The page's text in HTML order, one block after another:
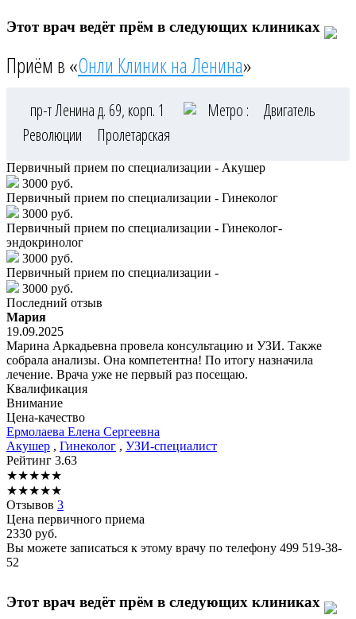
Этот врач ведёт прём в следующих клиниках
Приём в «Онли Клиник на Ленина»
пр-т Ленина д. 69, корп. 1 Метро :
Двигатель
Революции
Пролетарская
Первичный прием по специализации - Акушер
3000 руб.
Первичный прием по специализации - Гинеколог
3000 руб.
Первичный прием по специализации - Гинеколог-
эндокринолог
3000 руб.
Первичный прием по специализации -
3000 руб.
Последний отзыв
Мария
19.09.2025
Марина Аркадьевна провела консультацию и УЗИ. Также
собрала анализы. Она компетентна! По итогу назначила
лечение. Врача уже не первый раз посещаю.
Квалификация
Внимание
Цена-качество
Ермолаева Елена Сергеевна
Акушер , Гинеколог , УЗИ-специалист
Рейтинг 3.63
★★★★★
★★★★★
Отзывов 3
Цена первичного приема
2330 руб.
Вы можете записаться к этому врачу по телефону 499 519-38-
52
Этот врач ведёт прём в следующих клиниках